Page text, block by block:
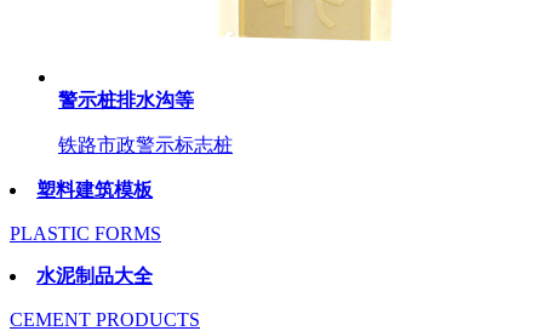
警示桩排水沟等
铁路市政警示标志桩
塑料建筑模板
PLASTIC FORMS
水泥制品大全
CEMENT PRODUCTS